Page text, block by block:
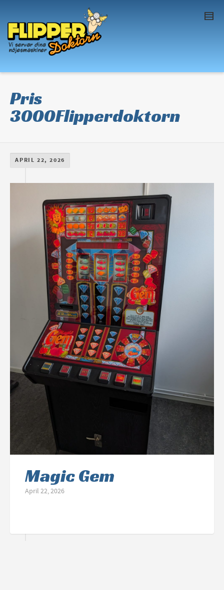
product
. Show
me thecolour
Pris
3000Flipperdoktorn
APRIL 22, 2026
Magic Gem
April 22, 2026